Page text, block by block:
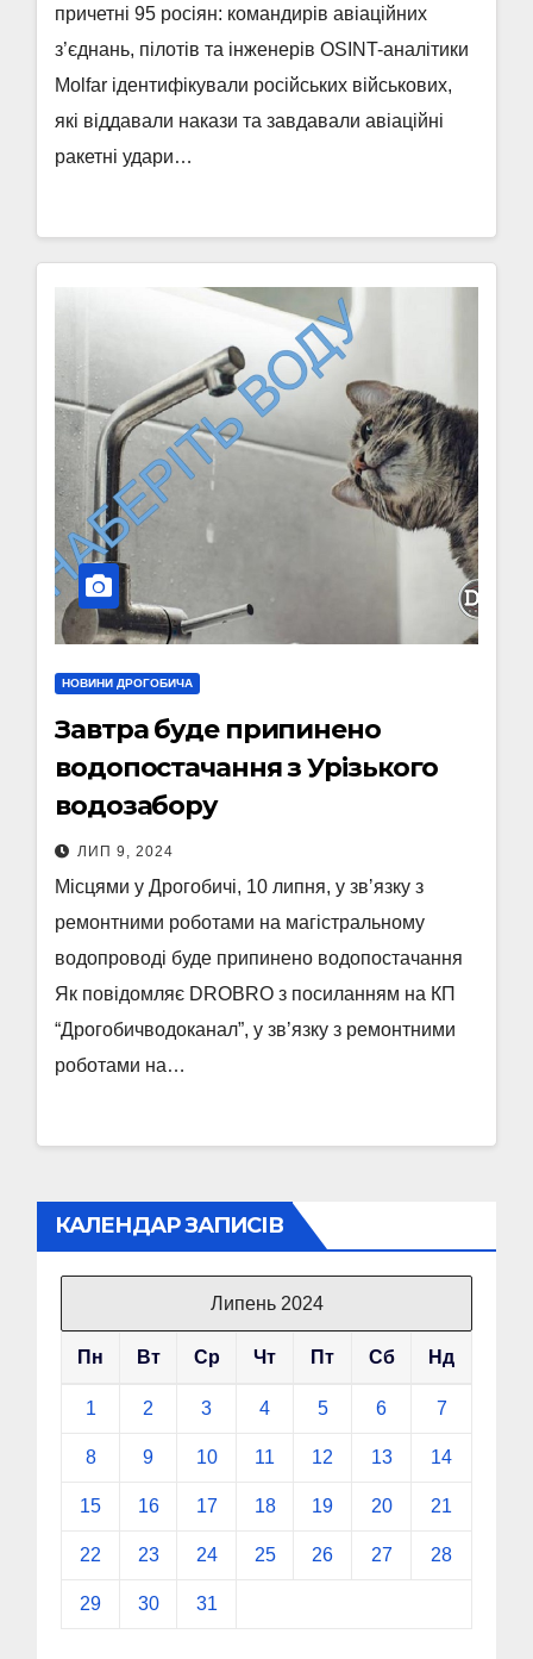
причетні 95 росіян: командирів авіаційних
з’єднань, пілотів та інженерів OSINT-аналітики
Molfar ідентифікували російських військових,
які віддавали накази та завдавали авіаційні
ракетні удари…
НОВИНИ ДРОГОБИЧА
Завтра буде припинено
водопостачання з Урізького
водозабору
ЛИП 9, 2024
Місцями у Дрогобичі, 10 липня, у звʼязку з
ремонтними роботами на магістральному
водопроводі буде припинено водопостачання
Як повідомляє DROBRO з посиланням на КП
“Дрогобичводоканал”, у звʼязку з ремонтними
роботами на…
КАЛЕНДАР ЗАПИСІВ
Липень 2024
Пн Вт Ср Чт Пт Сб Нд
1 2 3 4 5 6 7
8 9 10 11 12 13 14
15 16 17 18 19 20 21
22 23 24 25 26 27 28
29 30 31